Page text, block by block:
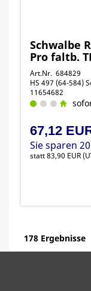
Schwalbe
Pro faltb.
Art.Nr. 684829
HS 497 (64-584)
11654682
67,12
Sie sparen
statt83,90 EUR(
178 Ergebnisse